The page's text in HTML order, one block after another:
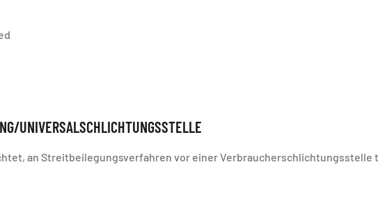
UNIVERSAL­SCHLICHTUNGS­STELLE
an Streitbeilegungsverfahren vor einer Verbraucherschlichtungsstelle